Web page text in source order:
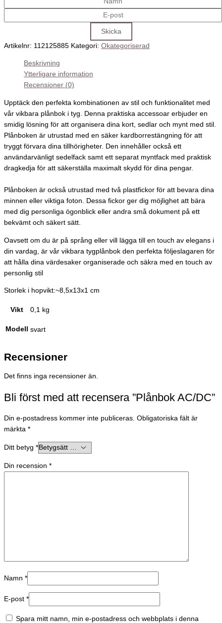
Artikelnr: 112125885 Kategori: Okategoriserad
Beskrivning
Ytterligare information
Recensioner (0)
Upptäck den perfekta kombinationen av stil och funktionalitet med
vår vikbara plånbok i tyg. Denna praktiska accessoar erbjuder en
smidig lösning för att organisera dina kort, sedlar och mynt med stil.
Plånboken är utrustad med en säker kardborrestängning för att
tryggt förvara dina tillhörigheter. Den innehåller också ett
användarvänligt sedelfack samt ett separat myntfack med praktisk
dragkedja för att säkerställa maximalt skydd för dina pengar.
Plånboken är också utrustad med två plastfickor för att bevara dina
minnen eller viktiga foton. Dessa fickor ger dig möjlighet att bära
med dig personliga ögonblick eller andra små dokument på ett
bekvämt och säkert sätt.
Oavsett om du är på språng eller vill lägga till en touch av elegans i
din vardag, är vår vikbara tygplånbok den perfekta följeslagaren för
att hålla dina värdesaker organiserade och säkra med en touch av
personlig stil
Storlek i hopvikt:~8,5x13x1 cm
Vikt 0,1 kg
Modell svart
Recensioner
Det finns inga recensioner än.
Bli först med att recensera ”Plånbok AC/DC”
Din e-postadress kommer inte publiceras. Obligatoriska fält är
märkta *
Ditt betyg *
Din recension *
Namn *
E-post *
Spara mitt namn, min e-postadress och webbplats i denna